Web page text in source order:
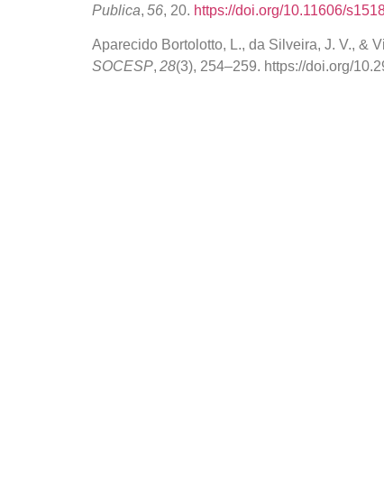
Publica, 56, 20. https://doi.org/10.11606/
Aparecido Bortolotto, L., da Silveira, J. V., &
SOCESP, 28(3), 254–259. https://doi.org/